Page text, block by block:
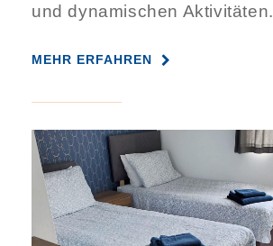
und dynamischen Aktivitäten.
MEHR ERFAHREN